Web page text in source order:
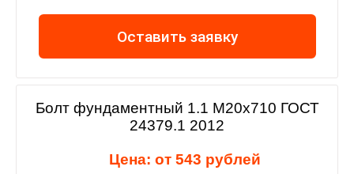
Оставить заявку
Болт фундаментный 1.1 М20х710 ГОСТ
24379.1 2012
Цена: от 543 рублей